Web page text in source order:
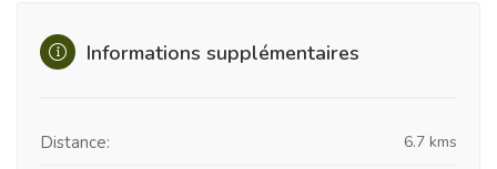
Informations supplémentaires
Distance: 6.7 kms